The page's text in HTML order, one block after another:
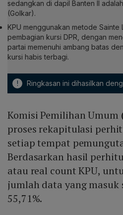
sedangkan di dapil Banten II
(Golkar).
KPU menggunakan metode Sainte
pembagian kursi DPR, dengan
partai memenuhi ambang batas
kursi habis terbagi.
! Ringkasan ini dihasilkan
Komisi Pemilihan Umum
proses rekapitulasi
setiap tempat
Berdasarkan hasil
atau real count KPU,
jumlah data yang masuk
55,71%.